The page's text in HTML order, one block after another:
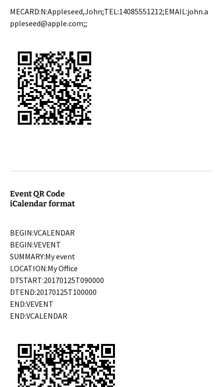
MECARD:N:Appleseed,John;TEL:14085551212;EMAIL:john.a
ppleseed@apple.com;;
Event QR Code
iCalendar format
BEGIN:VCALENDAR
BEGIN:VEVENT
SUMMARY:My event
LOCATION:My Office
DTSTART:20170125T090000
DTEND:20170125T100000
END:VEVENT
END:VCALENDAR